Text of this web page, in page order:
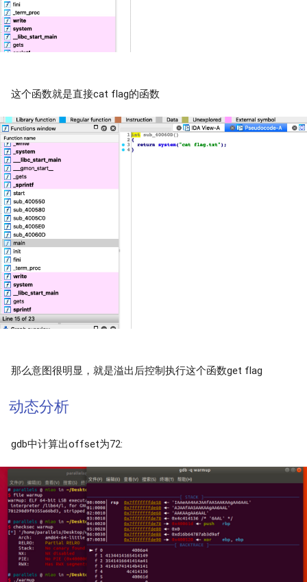
这个函数就是直接cat flag的函数
那么意图很明显，就是溢出后控制执行这个函数get flag
动态分析
gdb中计算出offset为72: